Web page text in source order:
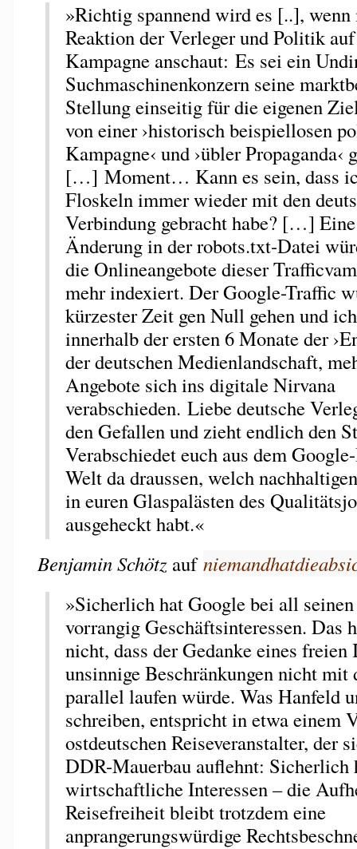
»Richtig spannend wird es [..], wenn
Reaktion der Verleger und Politik
Kampagne anschaut: Es sei ein
Suchmaschinenkonzern seine
Stellung einseitig für die eigenen
von einer ›historisch beispiellosen
Kampagne‹ und ›übler Propaganda‹
[…] Moment… Kann es sein, dass
Floskeln immer wieder mit den
Verbindung gebracht habe? […]
Änderung in der robots.txt-Datei
die Onlineangebote dieser
mehr indexiert. Der Google-Traffic
kürzester Zeit gen Null gehen und
innerhalb der ersten 6 Monate der
der deutschen Medienlandschaft,
Angebote sich ins digitale Nirvana
verabschieden. Liebe deutsche
den Gefallen und zieht endlich den
Verabschiedet euch aus dem
Welt da draussen, welch
in euren Glaspalästen des
ausgeheckt habt.«
Benjamin Schötzauf
»Sicherlich hat Google bei all
vorrangig Geschäftsinteressen. Das
nicht, dass der Gedanke eines freien
unsinnige Beschränkungen nicht mit
parallel laufen würde. Was Hanfeld
schreiben, entspricht in etwa einem
ostdeutschen Reiseveranstalter, der
DDR-Mauerbau auflehnt: Sicherlich
wirtschaftliche Interessen – die
Reisefreiheit bleibt trotzdem eine
anprangerungswürdige